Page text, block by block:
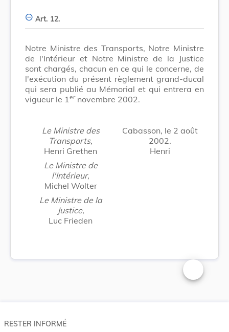
Art. 12.
Notre Ministre des Transports, Notre Ministre
de l'Intérieur et Notre Ministre de la Justice
sont chargés, chacun en ce qui le concerne, de
l'exécution du présent règlement grand-ducal
qui sera publié au Mémorial et qui entrera en
vigueur le 1 ernovembre 2002.
Le Ministre des
Transports,
Henri Grethen
Le Ministre de
l'Intérieur,
Michel Wolter
Le Ministre de la
Justice,
Luc Frieden
Cabasson, le 2 août
2002.
Henri
Changer la
RESTER INFORMÉ